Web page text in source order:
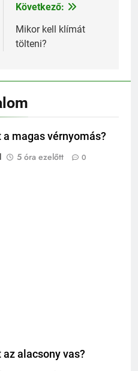
Következő:
Mikor kell klímát
tölteni?
magas vérnyomás?
5 óra ezelőtt 0
alacsony vas?